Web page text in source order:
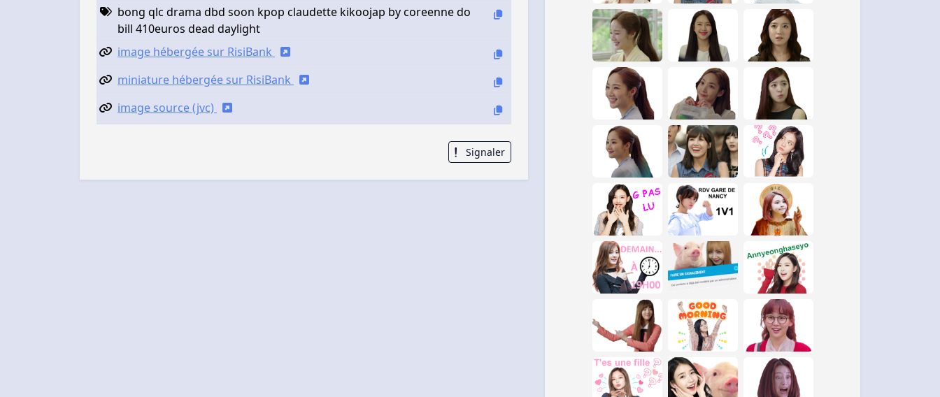
bong qlc drama dbd soon kpop claudette kikoojap by coreenne do
bill 410euros dead daylight
image hébergée sur RisiBank
miniature hébergée sur RisiBank
image source (jvc)
Signaler